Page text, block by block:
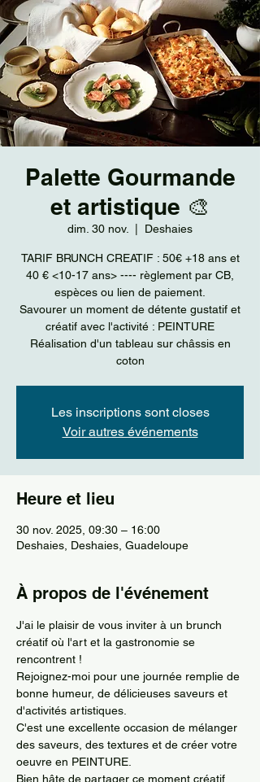
Palette Gourmande
et artistique 🎨
dim. 30 nov. Deshaies
TARIF BRUNCH CREATIF : 50€ +18 ans et
40 € <10-17 ans> ---- règlement par CB,
espèces ou lien de paiement.
Savourer un moment de détente gustatif et
créatif avec l'activité : PEINTURE
Réalisation d'un tableau sur châssis en
Les inscriptions sont closes
Voir autres événements
Heure et lieu
30 nov. 2025, 09:30 – 16:00
Deshaies, Deshaies, Guadeloupe
À propos de l'événement
J'ai le plaisir de vous inviter à un brunch
créatif où l'art et la gastronomie se
rencontrent !
Rejoignez-moi pour une journée remplie de
bonne humeur, de délicieuses saveurs et
d'activités artistiques.
C'est une excellente occasion de mélanger
des saveurs, des textures et de créer votre
oeuvre en PEINTURE.
Bien hâte de partager ce moment créatif